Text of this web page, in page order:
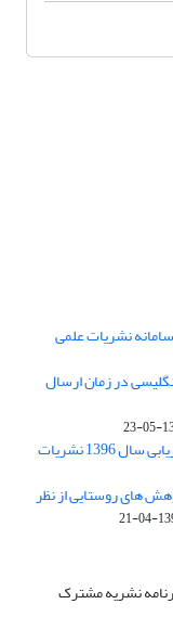
نشریات علمی
در زمان ارسال
کسب رتبه A فصلنامه پژوهش های روستایی در ارزیابی سال 1396 نشریات
های روستایی از نظر
نشریه مشترک